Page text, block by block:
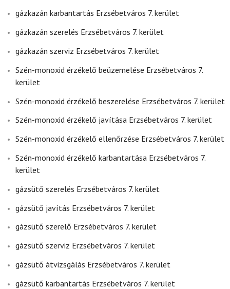
gázkazán karbantartás Erzsébetváros 7. kerület
gázkazán szerelés Erzsébetváros 7. kerület
gázkazán szerviz Erzsébetváros 7. kerület
Szén-monoxid érzékelő beüzemelése Erzsébetváros 7.
kerület
Szén-monoxid érzékelő beszerelése Erzsébetváros 7. kerület
Szén-monoxid érzékelő javítása Erzsébetváros 7. kerület
Szén-monoxid érzékelő ellenőrzése Erzsébetváros 7. kerület
Szén-monoxid érzékelő karbantartása Erzsébetváros 7.
kerület
gázsütő szerelés Erzsébetváros 7. kerület
gázsütő javítás Erzsébetváros 7. kerület
gázsütő szerelő Erzsébetváros 7. kerület
gázsütő szerviz Erzsébetváros 7. kerület
gázsütő átvizsgálás Erzsébetváros 7. kerület
gázsütő karbantartás Erzsébetváros 7. kerület